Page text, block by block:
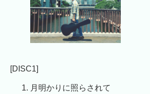
[DISC1]
月明かりに照らされて